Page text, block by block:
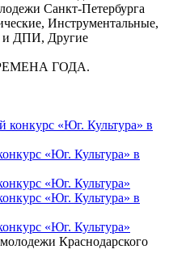
Санкт-Петербурга
, Инструментальные,
и ДПИ, Другие
ГОДА.
«Юг. Культура» в
«Юг. Культура»
«Юг. Культура» в
«Юг. Культура»
Краснодарского